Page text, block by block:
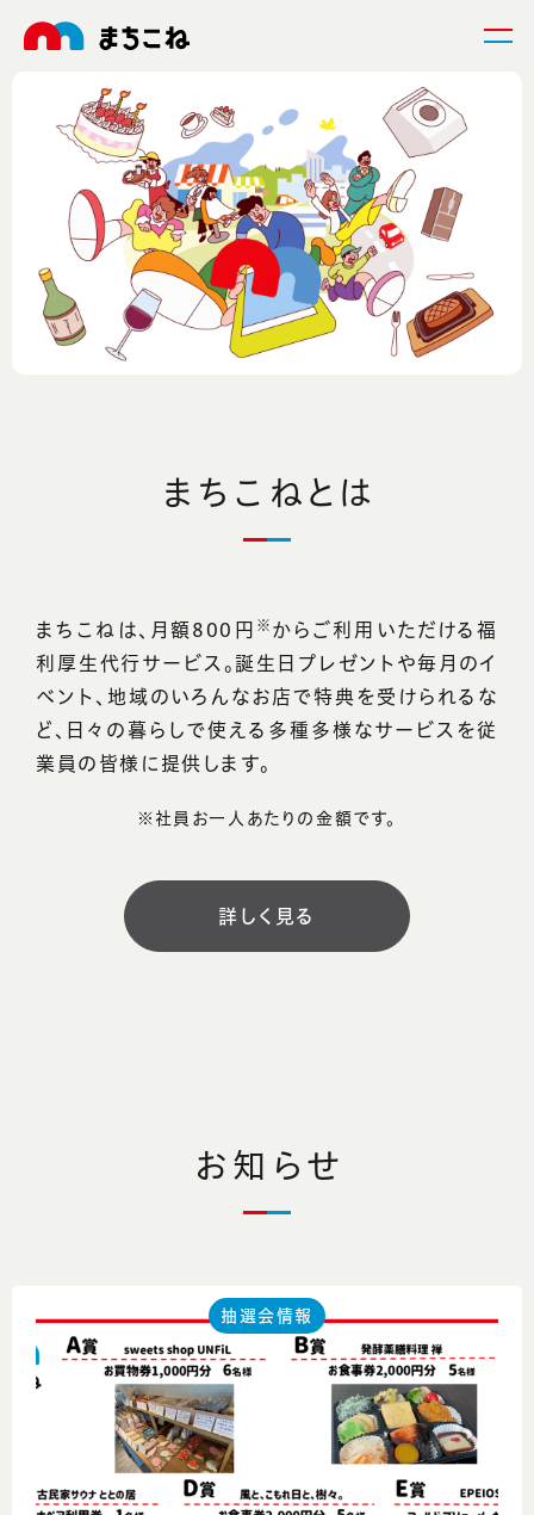
まちこねとは
まちこねは、月額800円 ※ からご利用いただける福
利厚生代行サービス。誕生日プレゼントや毎月のイ
ベント、地域のいろんなお店で特典を受けられるな
ど、日々の暮らしで使える多種多様なサービスを従
業員の皆様に提供します。
※社員お一人あたりの金額です。
詳しく見る
お知らせ
抽選会情報